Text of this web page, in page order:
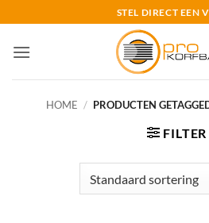
naar
inhoud
STEL DIRECT EEN
HOME / PRODUCTEN
FILTER